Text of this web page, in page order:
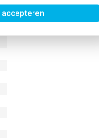
accepteren